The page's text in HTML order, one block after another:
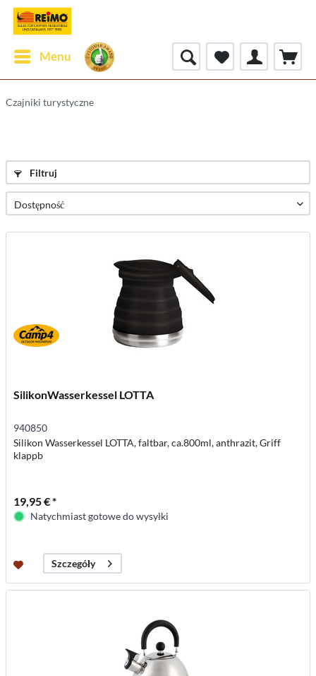
Menu
Czajniki turystyczne
Filtruj
SilikonWasserkessel LOTTA
940850
Silikon Wasserkessel LOTTA, faltbar, ca.800ml, anthrazit, Griff
klappb
19,95 € *
Natychmiast gotowe do wysyłki
Szczegóły